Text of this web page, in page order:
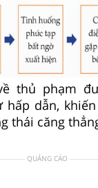
thủ phạm
hấp dẫn,
thái căng
QUẢNG CÁO